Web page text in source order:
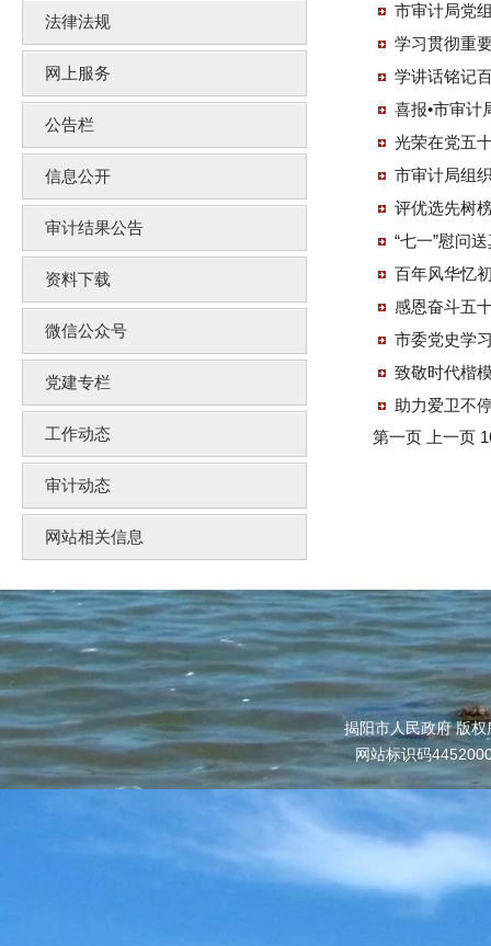
法律法规
网上服务
公告栏
信息公开
审计结果公告
资料下载
微信公众号
党建专栏
工作动态
审计动态
网站相关信息
市审计局党
学习贯彻重
学讲话铭记
光荣在党五
市审计局组
评优选先树
“七一”慰问
百年风华忆
感恩奋斗五
市委党史学
致敬时代楷
助力爱卫不
第一页
上一页
揭阳市人民政府 版
网站标识码